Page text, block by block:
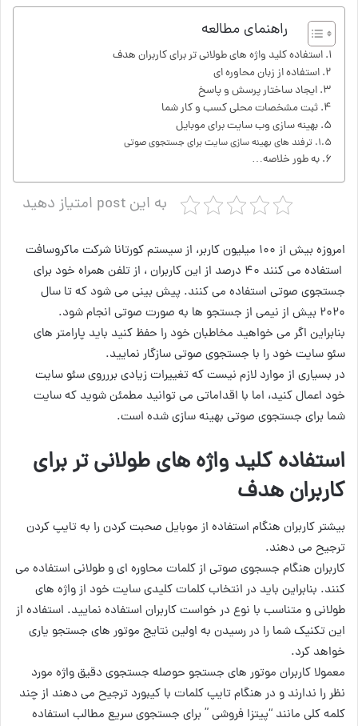
راهنمای مطالعه
استفاده کلید واژه های طولانی تر برای کاربران هدف
استفاده از زبان محاوره ای
ایجاد ساختار پرسش و پاسخ
ثبت مشخصات محلی کسب و کار شما
بهینه سازی وب سایت برای موبایل
ترفند های بهینه سازی سایت برای جستجوی صوتی
به طور خلاصه…
به این post امتیاز دهید
امروزه بیش از ۱۰۰ میلیون کاربر، از سیستم کورتانا شرکت ماکروسافت
استفاده می کنند ۴۰ درصد از این کاربران ، از تلفن همراه خود برای
جستجوی صوتی استفاده می کنند. پیش بینی می شود که تا سال
۲۰۲۰ بیش از نیمی از جستجو ها به صورت صوتی انجام شود.
بنابراین اگر می خواهید مخاطبان خود را حفظ کنید باید پارامتر های
سئو سایت خود را با جستجوی صوتی سازگار نمایید.
در بسیاری از موارد لازم نیست که تغییرات زیادی بررروی سئو سایت
خود اعمال کنید، اما با اقداماتی می توانید مطمئن شوید که سایت
شما برای جستجوی صوتی بهینه سازی شده است.
استفاده کلید واژه های طولانی تر برای
کاربران هدف
بیشتر کاربران هنگام استفاده از موبایل صحبت کردن را به تایپ کردن
ترجیح می دهند.
کاربران هنگام جسجوی صوتی از کلمات محاوره ای و طولانی استفاده می
کنند. بنابراین باید در انتخاب کلمات کلیدی سایت خود از واژه های
طولانی و متناسب با نوع در خواست کاربران استفاده نمایید. استفاده از
این تکنیک شما را در رسیدن به اولین نتایج موتور های جستجو یاری
خواهد کرد.
معمولا کاربران موتور های جستجو حوصله جستجوی دقیق واژه مورد
نظر را ندارند و در هنگام تایپ کلمات با کیبورد ترجیح می دهند از چند
کلمه کلی مانند “پیتزا فروشی ” برای جستجوی سریع مطالب استفاده